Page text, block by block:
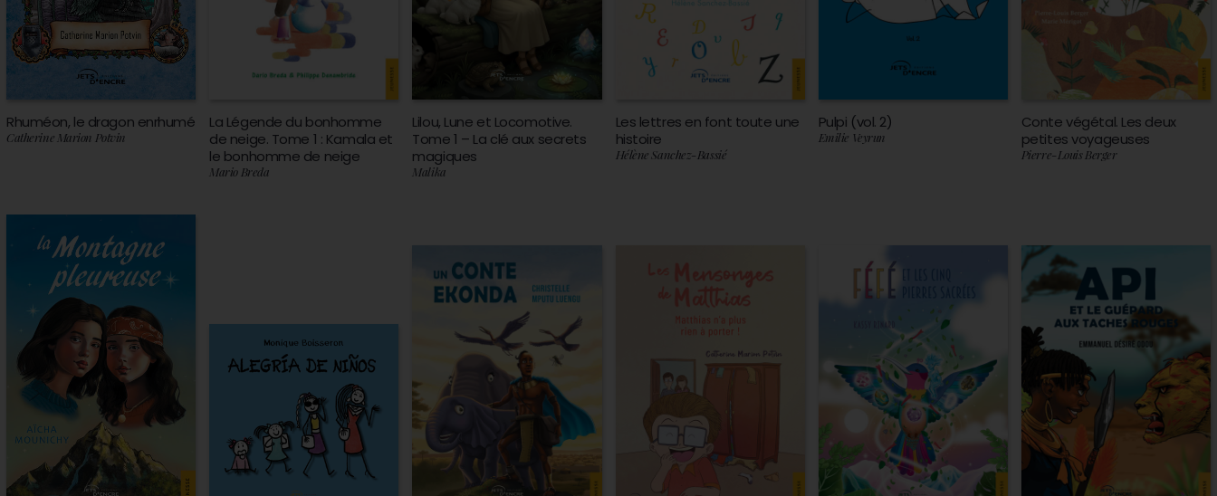
Rhuméon, le dragon enrhumé
Catherine Marion Potvin
La Légende du bonhomme
de neige. Tome 1 : Kamala et
le bonhomme de neige
Mario Breda
Lilou, Lune et Locomotive.
Tome 1 – La clé aux secrets
magiques
Malika
Les lettres en font toute une
histoire
Hélène Sanchez-Bassié
Pulpi (vol. 2)
Emilie Veyrun
Conte végétal. Les deux
petites voyageuses
Pierre-Louis Berger